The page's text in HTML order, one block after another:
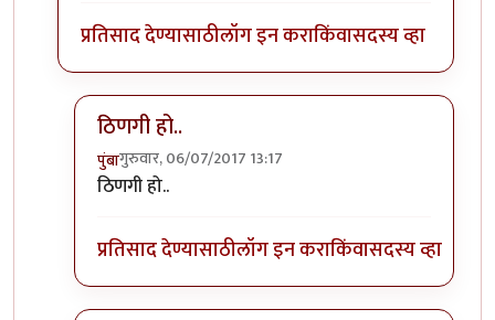
प्रतिसाद देण्यासाठीलॉग इन कराकिंवासदस्य व्हा
ठिणगी हो..
पुंबागुरुवार, 06/07/2017 13:17
In reply to
ठिणगी हो..
प्रतिसाद देण्यासाठीलॉग इन कराकिंवासदस्य व्हा